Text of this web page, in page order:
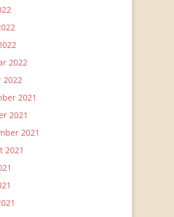
2022
2022
2021
2021
2021
2021